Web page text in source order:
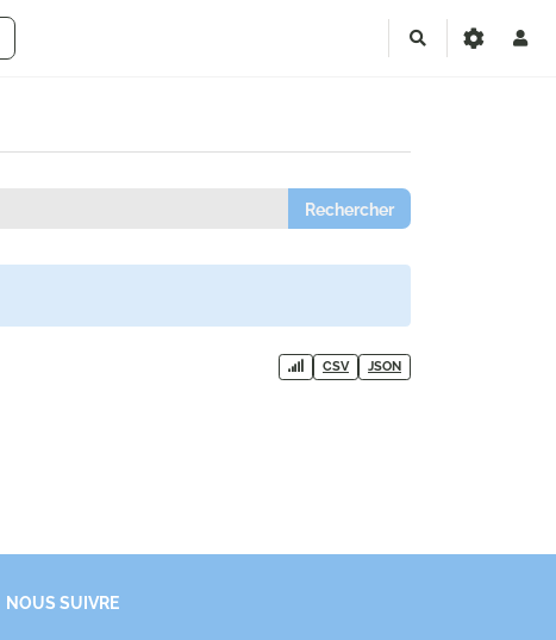
Rechercher
CSV JSON
NOUS SUIVRE